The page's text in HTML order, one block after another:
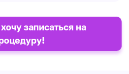
записаться на